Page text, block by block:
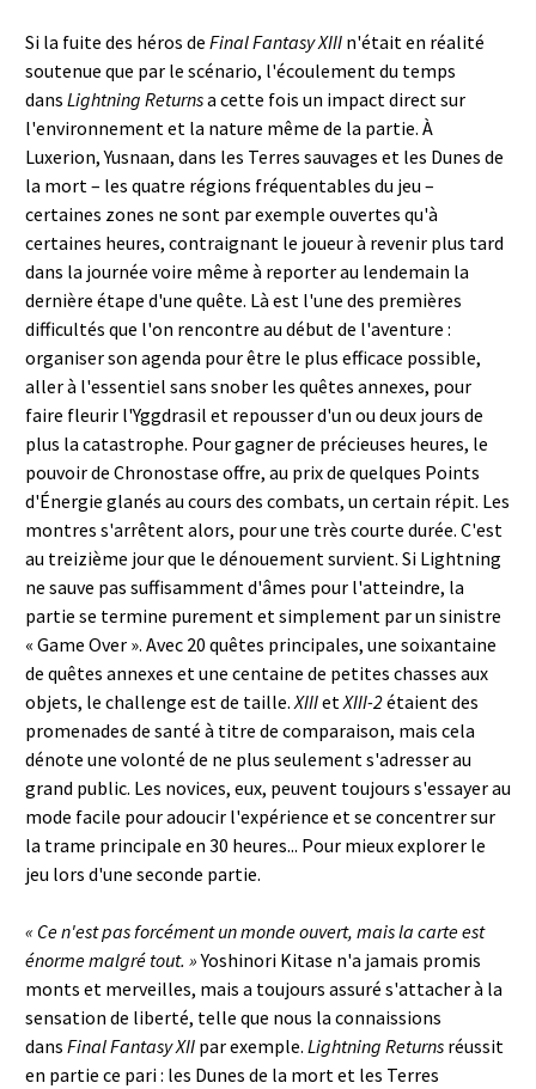
Si la fuite des héros de Final Fantasy XIII n'était en réalité
soutenue que par le scénario, l'écoulement du temps
dans Lightning Returnsa cette fois un impact direct sur
l'environnement et la nature même de la partie. À
Luxerion, Yusnaan, dans les Terres sauvages et les Dunes de
la mort – les quatre régions fréquentables du jeu –
certaines zones ne sont par exemple ouvertes qu'à
certaines heures, contraignant le joueur à revenir plus tard
dans la journée voire même à reporter au lendemain la
dernière étape d'une quête. Là est l'une des premières
difficultés que l'on rencontre au début de l'aventure :
organiser son agenda pour être le plus efficace possible,
aller à l'essentiel sans snober les quêtes annexes, pour
faire fleurir l'Yggdrasil et repousser d'un ou deux jours de
plus la catastrophe. Pour gagner de précieuses heures, le
pouvoir de Chronostase offre, au prix de quelques Points
d'Énergie glanés au cours des combats, un certain répit. Les
montres s'arrêtent alors, pour une très courte durée. C'est
au treizième jour que le dénouement survient. Si Lightning
ne sauve pas suffisamment d'âmes pour l'atteindre, la
partie se termine purement et simplement par un sinistre
« Game Over ». Avec 20 quêtes principales, une soixantaine
de quêtes annexes et une centaine de petites chasses aux
objets, le challenge est de taille. XIIIet XIII-2étaient des
promenades de santé à titre de comparaison, mais cela
dénote une volonté de ne plus seulement s'adresser au
grand public. Les novices, eux, peuvent toujours s'essayer au
mode facile pour adoucir l'expérience et se concentrer sur
la trame principale en 30 heures... Pour mieux explorer le
jeu lors d'une seconde partie.
« Ce n'est pas forcément un monde ouvert, mais la carte est
énorme malgré tout. »Yoshinori Kitase n'a jamais promis
monts et merveilles, mais a toujours assuré s'attacher à la
sensation de liberté, telle que nous la connaissions
dans Final Fantasy XII par exemple. Lightning Returns réussit
en partie ce pari : les Dunes de la mort et les Terres